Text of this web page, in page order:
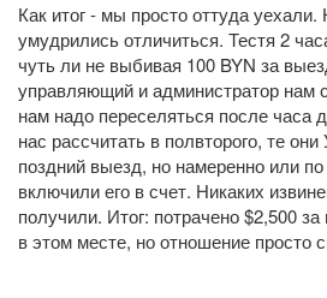
Как итог - мы просто оттуда
умудрились отличиться. Тестя 2
чуть ли не выбивая 100 BYN за
управляющий и администратор нам
нам надо переселяться после часа
нас рассчитать в полвторого, те
поздний выезд, но намеренно или
включили его в счет. Никаких
получили. Итог: потрачено $2,500
в этом месте, но отношение просто